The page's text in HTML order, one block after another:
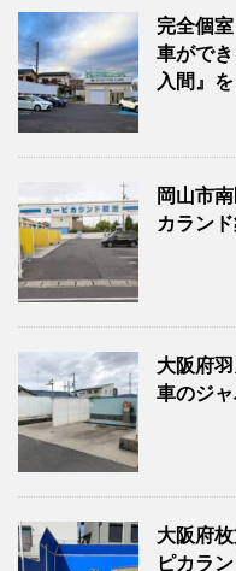
完全個
車がで
入間』
岡山市
カラン
大阪府
車のジ
大阪府
ピカラ